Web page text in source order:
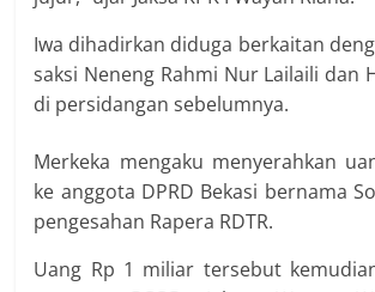
Iwa dihadirkan diduga berkaitan
saksi Neneng Rahmi Nur Lailaili dan
di persidangan sebelumnya.
Merkeka mengaku menyerahkan
ke anggota DPRD Bekasi bernama
pengesahan Rapera RDTR.
Uang Rp 1 miliar tersebut